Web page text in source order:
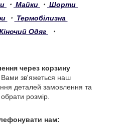
・ Майки ・ Шорти
・ Термобілизна
Одяг ・
через корзину
зв'яжеться наш
деталей замовлення та
розмір.
нам: